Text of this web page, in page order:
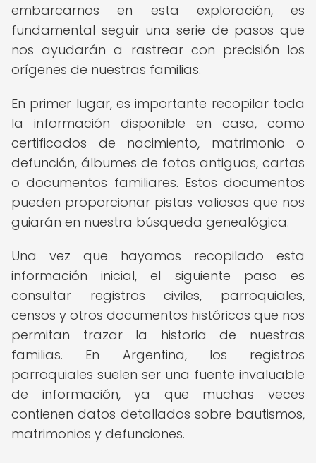
embarcarnos en esta exploración, es
fundamental seguir una serie de pasos que
nos ayudarán a rastrear con precisión los
orígenes de nuestras familias.
En primer lugar, es importante recopilar toda
la información disponible en casa, como
certificados de nacimiento, matrimonio o
defunción, álbumes de fotos antiguas, cartas
o documentos familiares. Estos documentos
pueden proporcionar pistas valiosas que nos
guiarán en nuestra búsqueda genealógica.
Una vez que hayamos recopilado esta
información inicial, el siguiente paso es
consultar registros civiles, parroquiales,
censos y otros documentos históricos que nos
permitan trazar la historia de nuestras
familias. En Argentina, los registros
parroquiales suelen ser una fuente invaluable
de información, ya que muchas veces
contienen datos detallados sobre bautismos,
matrimonios y defunciones.